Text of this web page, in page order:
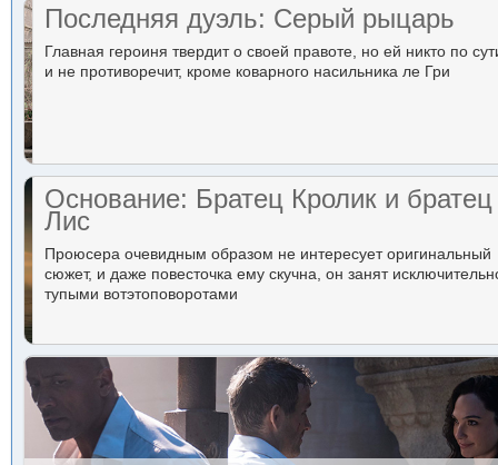
Последняя дуэль: Серый рыцарь
Главная героиня твердит о своей правоте, но ей никто по
и не противоречит, кроме коварного насильника ле Гри
Основание: Братец Кролик и братец
Лис
Проюсера очевидным образом не интересует оригинальный
сюжет, и даже повесточка ему скучна, он занят
тупыми вотэтоповоротами